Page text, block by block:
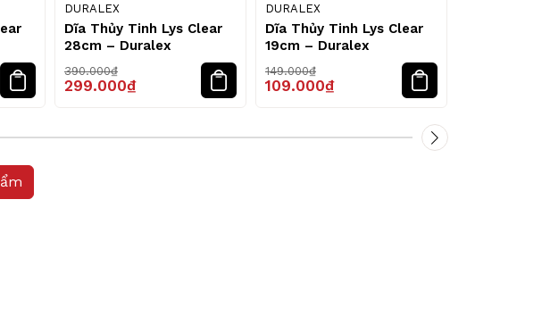
DURALEX
Dĩa Thủy Tinh Lys Clear
28cm – Duralex
390.000₫
299.000₫
DURALEX
Dĩa Thủy Tinh Lys Clear
19cm – Duralex
149.000₫
109.000₫